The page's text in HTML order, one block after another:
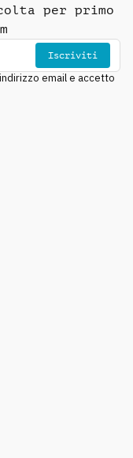
per primo
Iscriviti
email e accetto